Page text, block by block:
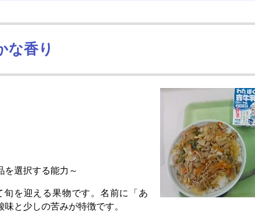
な香り
選択する能力～
を迎える果物です。名前に「あ
と少しの苦みが特徴です。